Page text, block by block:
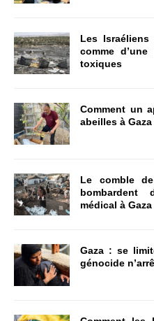
Les
comme
toxiques
Comment un
abeilles à Gaza
Le comble
bombardent
médical à Gaza
Gaza : se
génocide